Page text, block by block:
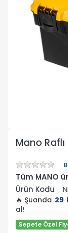
Mano
Tüm MANO
Ürün Kodu
🔥 Şuanda 29
al!
Sepete Özel